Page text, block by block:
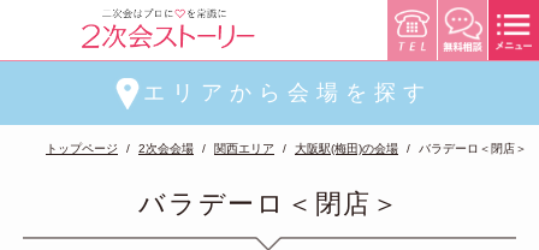
エリアから会場を探す
トップページ 2次会会場 関西エリア 大阪駅(梅田)の会場 バラデーロ＜閉店＞
バラデーロ＜閉店＞